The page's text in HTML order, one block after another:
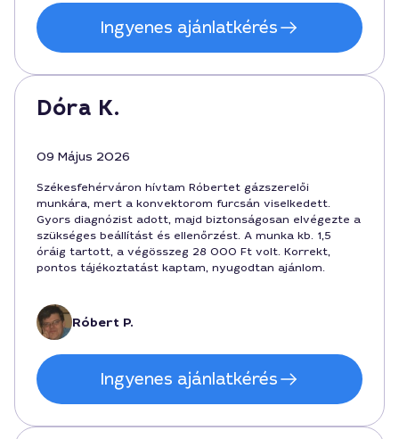
Ingyenes ajánlatkérés
Dóra K.
09 Május 2026
Székesfehérváron hívtam Róbertet gázszerelői
munkára, mert a konvektorom furcsán viselkedett.
Gyors diagnózist adott, majd biztonságosan elvégezte a
szükséges beállítást és ellenőrzést. A munka kb. 1,5
óráig tartott, a végösszeg 28 000 Ft volt. Korrekt,
pontos tájékoztatást kaptam, nyugodtan ajánlom.
Róbert P.
Ingyenes ajánlatkérés